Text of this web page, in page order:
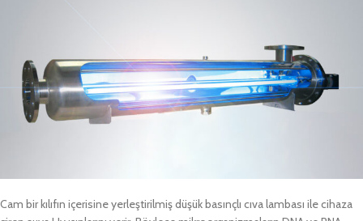
Cam bir kılıfın içerisine yerleştirilmiş düşük basınçlı cıva lambası ile cihaza